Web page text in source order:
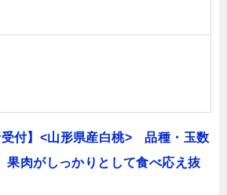
受付】<山形県産白桃> 品種・玉数
果肉がしっかりとして食べ応え抜